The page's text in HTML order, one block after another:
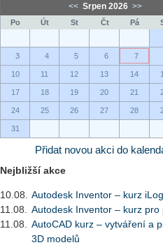
<< Srpen 2026 >>
Po Út St Čt Pá
3 4 5 6 7
10 11 12 13 14
17 18 19 20 21
24 25 26 27 28
31
Přidat novou akci do
Nejbližší akce
10.08.
Autodesk Inventor – kurz
11.08.
Autodesk Inventor – kurz pro
11.08.
AutoCAD kurz – vytváření a
3D modelů